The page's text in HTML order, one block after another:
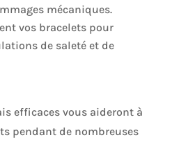
mécaniques.
vos bracelets pour
de saleté et de
efficaces vous aideront à
pendant de nombreuses